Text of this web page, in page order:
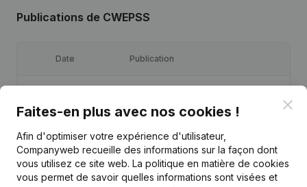
Publications de CWEPSS
Date Publication
11-07-2023
Coordination, Autres Modifications,
08-07-2022 Demissions, Nominations
Faites-en plus avec nos cookies !
Afin d'optimiser votre expérience d'utilisateur,
Companyweb recueille des informations sur la façon dont
vous utilisez ce site web. La politique en matière de cookies
vous permet de savoir quelles informations sont visées et